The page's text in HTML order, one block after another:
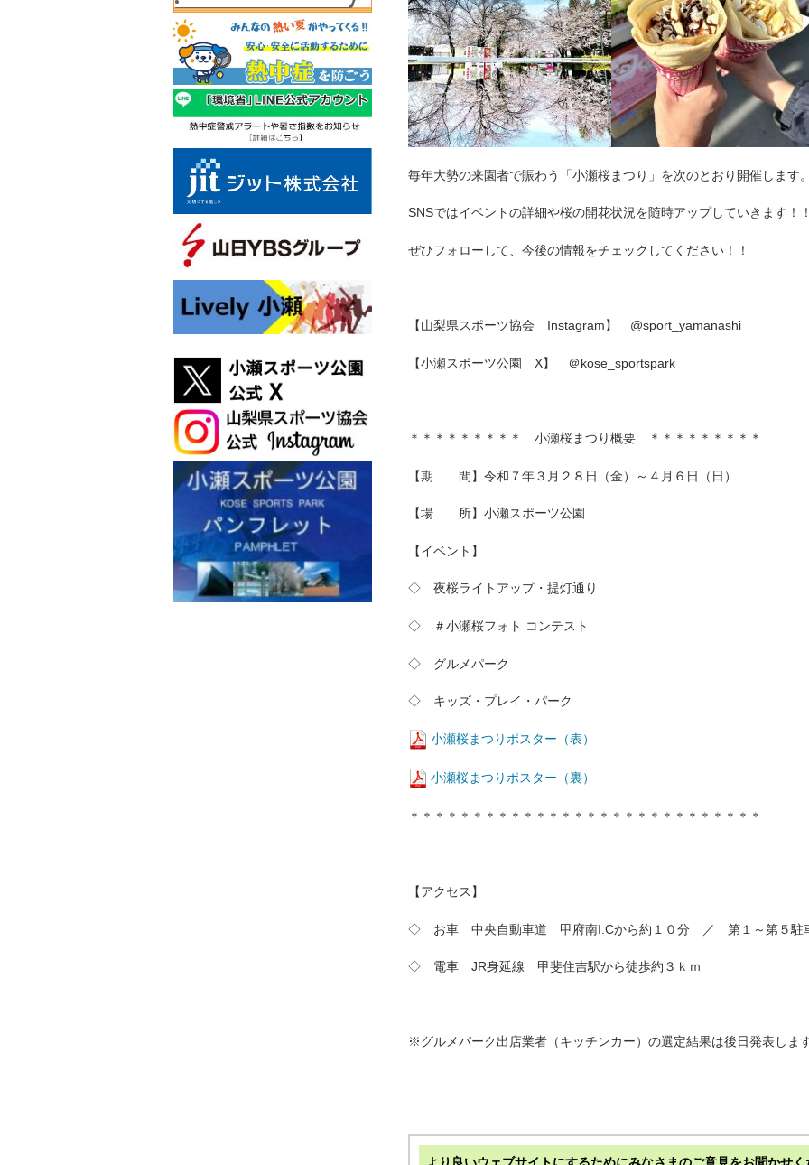
毎年大勢の来園者で賑わう「小瀬桜まつり」を次のとおり開催します
SNSではイベントの詳細や桜の開花状況を随時アップしていきます！
ぜひフォローして、今後の情報をチェックしてください！！
【山梨県スポーツ協会 Instagram】 @sport_yamanashi
【小瀬スポーツ公園 X】 ＠kose_sportspark
＊＊＊＊＊＊＊＊＊ 小瀬桜まつり概要 ＊＊＊＊＊＊＊＊＊
【期 間】令和７年３月２８日（金）～４月６日（日）
【場 所】小瀬スポーツ公園
【イベント】
◇ 夜桜ライトアップ・提灯通り
◇ ＃小瀬桜フォト コンテスト
◇ グルメパーク
◇ キッズ・プレイ・パーク
小瀬桜まつりポスター（表）
小瀬桜まつりポスター（裏）
＊＊＊＊＊＊＊＊＊＊＊＊＊＊＊＊＊＊＊＊＊＊＊＊＊＊＊＊
【アクセス】
◇ お車 中央自動車道 甲府南I.Cから約１０分 ／ 第１～第５駐
◇ 電車 JR身延線 甲斐住吉駅から徒歩約３ｋｍ
※グルメパーク出店業者（キッチンカー）の選定結果は後日発表しま